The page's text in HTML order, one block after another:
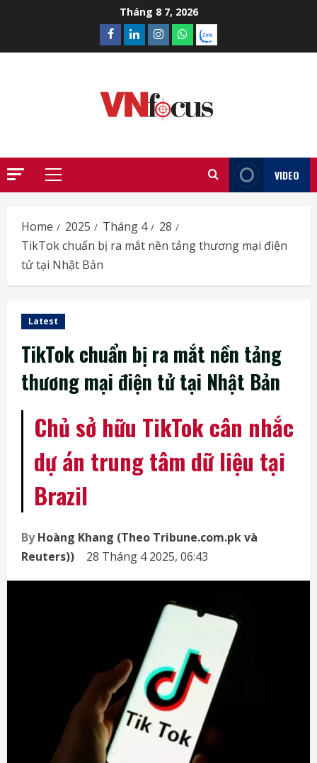
Tháng 8 7, 2026
Facebook
LinkedinInstagram
What’sapp
Zalo
Primary
VIDEO
Home 2025 Tháng 4
28
TikTok chuẩn bị ra mắt nền tảng thương mại điện
tử tại Nhật Bản
Latest
TikTok chuẩn bị ra mắt nền tảng
thương mại điện tử tại Nhật Bản
Chủ sở hữu TikTok cân nhắc
dự án trung tâm dữ liệu tại
Brazil
ByHoàng Khang (Theo Tribune.com.pk và
Reuters))
28 Tháng 4 2025, 06:43